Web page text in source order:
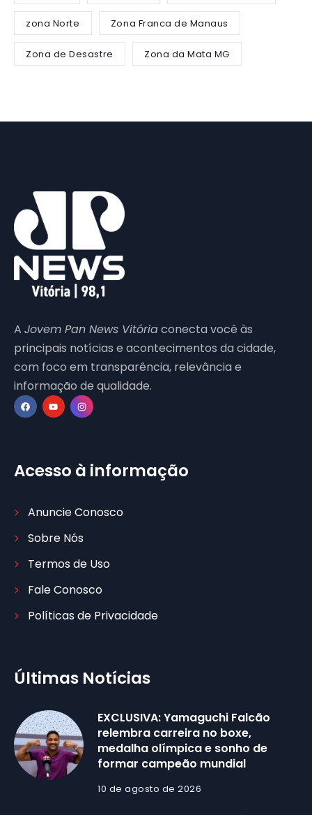
zona Norte Zona Franca de Manaus
Zona de Desastre Zona da Mata MG
A Jovem Pan News Vitóriaconecta você às
principais notícias e acontecimentos da cidade,
com foco em transparência, relevância e
informação de qualidade.
Acesso à informação
Anuncie Conosco
Sobre Nós
Termos de Uso
Fale Conosco
Políticas de Privacidade
Últimas Notícias
EXCLUSIVA: Yamaguchi Falcão
relembra carreira no boxe,
medalha olímpica e sonho de
formar campeão mundial
10 de agosto de 2026